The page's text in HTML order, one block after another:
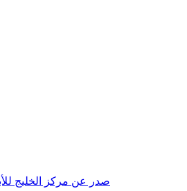
صدر عن مركز الخليج للأبحاث الملف الاستراتيجي السنوي مع